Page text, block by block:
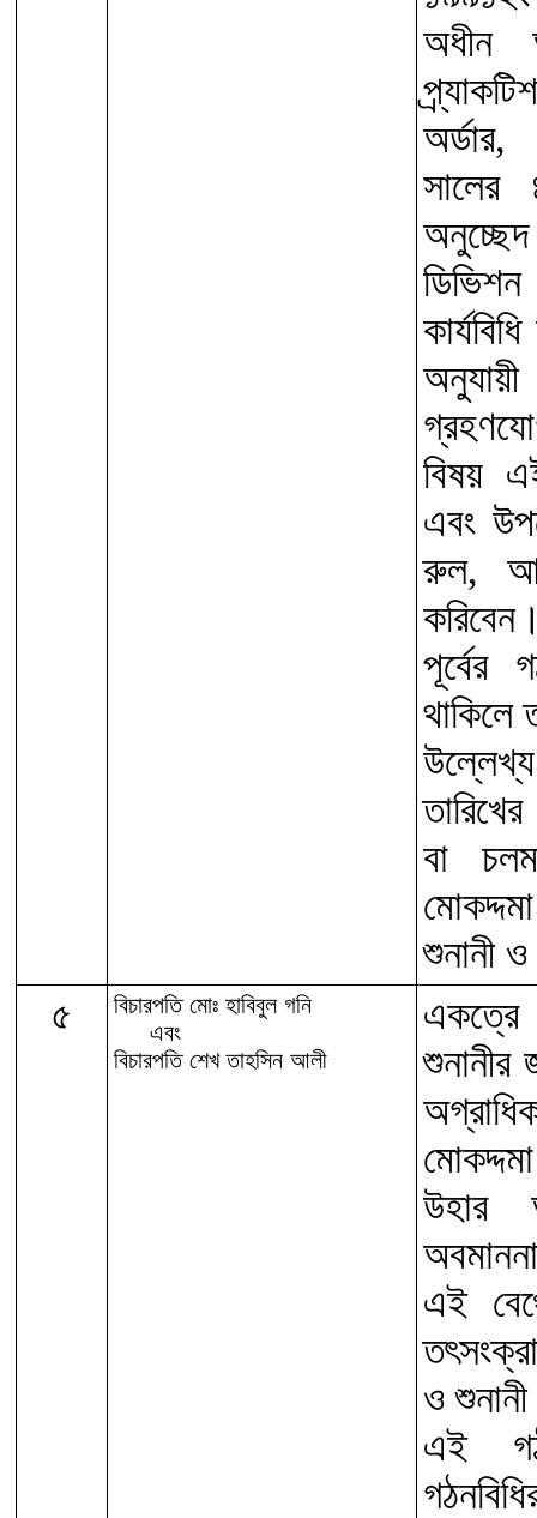
অধীন
বিষয়
এবং
রুল,
পূর্বের
থাকিলে
বা
শুনানী
৫
বিচারপতি মোঃ হাবিবুল গনি
এবং
বিচারপতি শেখ তাহসিন আলী
একত্রে
উহার
এই
ও
এই